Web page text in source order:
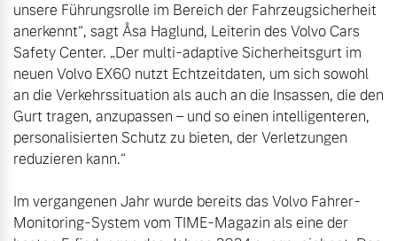
unsere Führungsrolle im Bereich der Fahrzeugsicherheit
anerkennt“, sagt Åsa Haglund, Leiterin des Volvo Cars
Safety Center. „Der multi-adaptive Sicherheitsgurt im
neuen Volvo EX60 nutzt Echtzeitdaten, um sich sowohl
an die Verkehrssituation als auch an die Insassen, die den
Gurt tragen, anzupassen – und so einen intelligenteren,
personalisierten Schutz zu bieten, der Verletzungen
Im vergangenen Jahr wurde bereits das Volvo Fahrer-
Monitoring-System vom TIME-Magazin als eine der